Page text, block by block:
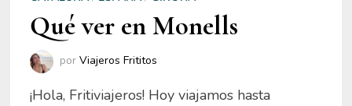
Qué ver en Monells
por Viajeros Frititos
¡Hola, Fritiviajeros! Hoy viajamos hasta